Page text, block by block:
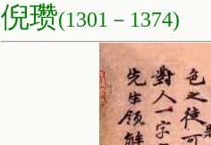
倪瓒(1301－1374)